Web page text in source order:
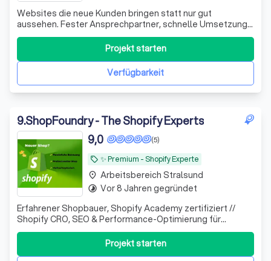
Websites die neue Kunden bringen statt nur gut
aussehen. Fester Ansprechpartner, schnelle Umsetzung
& 100% Geld-zurück-Garantie.
Verfügbarkeit
Projekt starten
9.ShopFoundry - The Shopify Experts
local_offer ✨️ Premium - Shopify Experte
(5)
9,0
Erfahrener Shopbauer, Shopify Academy zertifiziert //
Shopify CRO, SEO & Performance-Optimierung für
Unternehmen, die mehr Umsatz aus bestehendem Traffic
Projekt starten
place Arbeitsbereich Stralsund
timelapse Vor 8 Jahren gegründet